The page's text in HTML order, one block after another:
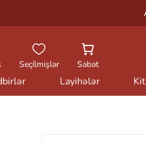
Seçilmişlər Səbət
Layihələr